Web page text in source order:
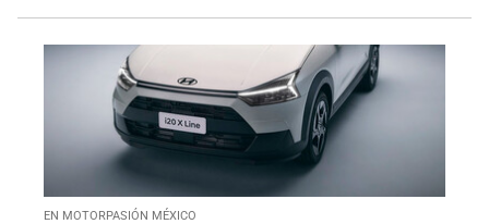
EN MOTORPASIÓN MÉXICO